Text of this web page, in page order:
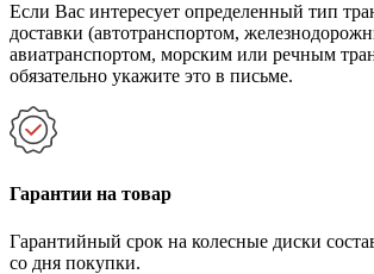
Если Вас интересует определенный тип
доставки (автотранспортом,
авиатранспортом, морским или речным
обязательно укажите это в письме.
Гарантии на товар
Гарантийный срок на колесные диски
со дня покупки.